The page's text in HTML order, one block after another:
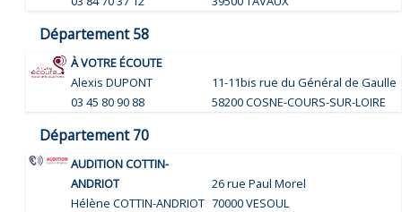
Département 58
À VOTRE ÉCOUTE
Alexis DUPONT
03 45 80 90 88
11-11bis rue du Général de Gaulle
58200 COSNE-COURS-SUR-LOIRE
Département 70
AUDITION COTTIN-
ANDRIOT
Hélène COTTIN-ANDRIOT
26 rue Paul Morel
70000 VESOUL